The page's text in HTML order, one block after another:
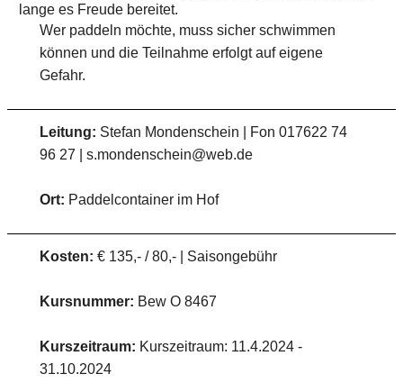
lange es Freude bereitet.
Wer paddeln möchte, muss sicher schwimmen
können und die Teilnahme erfolgt auf eigene
Gefahr.
Leitung: Stefan Mondenschein | Fon 017622 74
96 27 | s.mondenschein@web.de
Ort: Paddelcontainer im Hof
Kosten: € 135,- / 80,- | Saisongebühr
Kursnummer: Bew O 8467
Kurszeitraum: Kurszeitraum: 11.4.2024 -
31.10.2024